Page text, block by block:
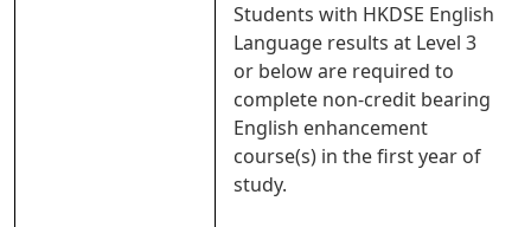
Students with HKDSE English
Language results at Level 3
or below are required to
complete non-credit bearing
English enhancement
course(s) in the first year of
study.